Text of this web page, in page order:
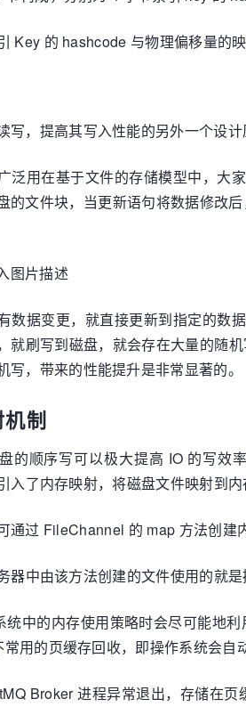
Key 的 hashcode 与物理偏移量的
写，提高其写入性能的另外一个设计
泛用在基于文件的存储模型中，大
的文件块，当更新语句将数据修改
数据变更，就直接更新到指定的数
就刷写到磁盘，就会存在大量的随
写，带来的性能提升是非常显著的。
机制
的顺序写可以极大提高 IO 的写效
入了内存映射，将磁盘文件映射到
通过 FileChannel 的 map 方法创建
器中由该方法创建的文件使用的就
统中的内存使用策略时会尽可能地
用的页缓存回收，即操作系统会自
Broker 进程异常退出，存储在